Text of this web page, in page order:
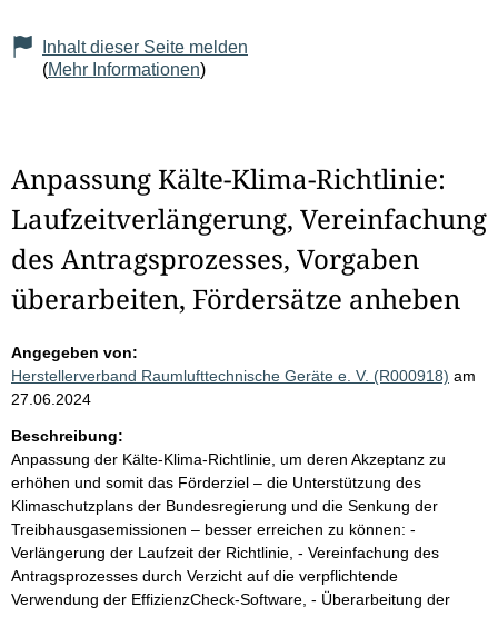
Inhalt dieser Seite melden
(Mehr Informationen)
Anpassung Kälte-Klima-Richtlinie:
Laufzeitverlängerung, Vereinfachung
des Antragsprozesses, Vorgaben
überarbeiten, Fördersätze anheben
Angegeben von:
Herstellerverband Raumlufttechnische Geräte e. V. (R000918) am
27.06.2024
Beschreibung:
Anpassung der Kälte-Klima-Richtlinie, um deren Akzeptanz zu
erhöhen und somit das Förderziel – die Unterstützung des
Klimaschutzplans der Bundesregierung und die Senkung der
Treibhausgasemissionen – besser erreichen zu können: -
Verlängerung der Laufzeit der Richtlinie, - Vereinfachung des
Antragsprozesses durch Verzicht auf die verpflichtende
Verwendung der EffizienzCheck-Software, - Überarbeitung der